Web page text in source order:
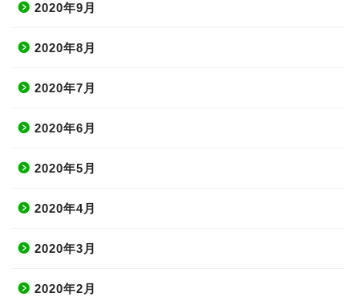
2020年9月
2020年8月
2020年7月
2020年6月
2020年5月
2020年4月
2020年3月
2020年2月